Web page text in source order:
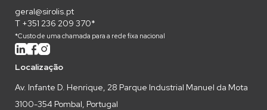
geral@sirolis.pt
T +351 236 209 370*
*Custo de uma chamada para a rede fixa nacional
Localização
Av. Infante D. Henrique, 28 Parque Industrial Manuel da Mota
3100-354 Pombal, Portugal